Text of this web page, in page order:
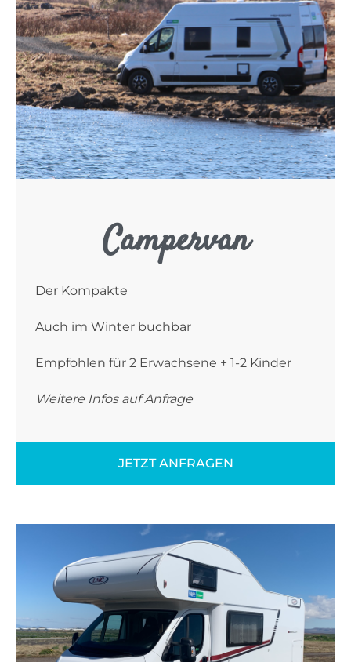
Campervan
Der Kompakte
Auch im Winter buchbar
Empfohlen für 2 Erwachsene + 1-2 Kinder
Weitere Infos auf Anfrage
JETZT ANFRAGEN